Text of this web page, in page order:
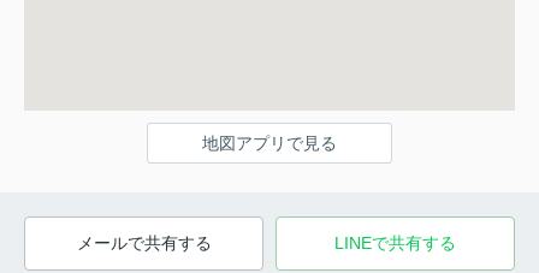
地図アプリで見る
メールで共有する LINEで共有する